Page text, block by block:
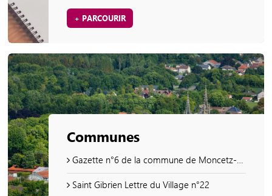
+ PARCOURIR
Communes
Gazette n°6 de la commune de Moncetz-Longevas
Saint Gibrien Lettre du Village n°22